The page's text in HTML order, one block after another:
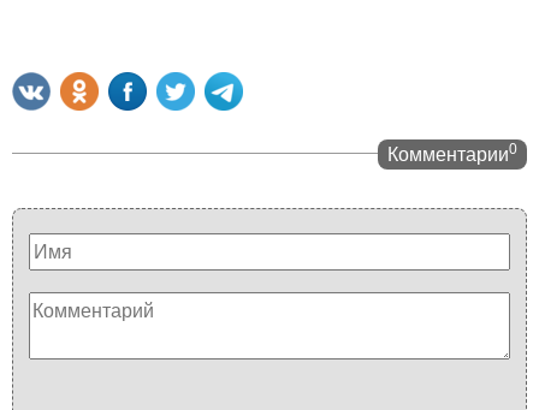
Комментарии0